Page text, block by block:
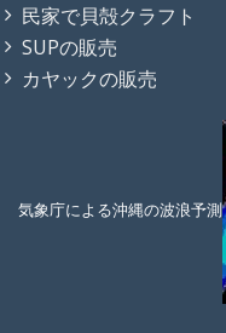
民家で貝殻クラフト
SUPの販売
カヤックの販売
気象庁による沖縄の波浪予測